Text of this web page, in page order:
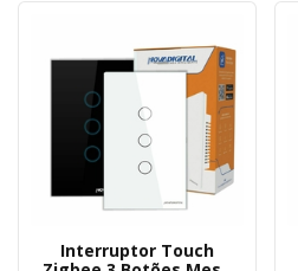
Interruptor Touch